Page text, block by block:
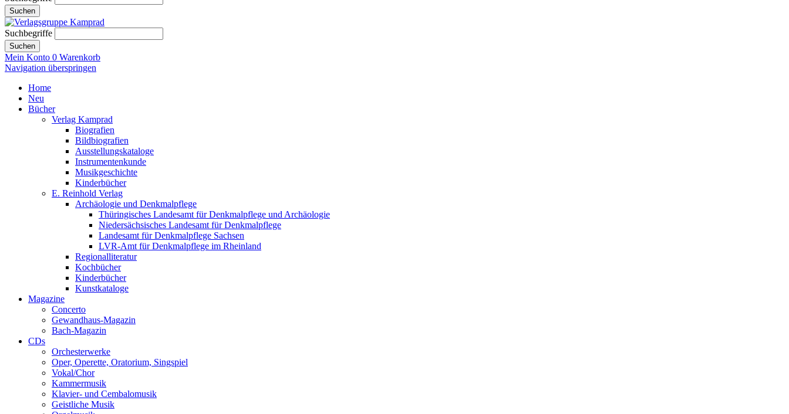
Suchen
Suchbegriffe
Suchen
Mein Konto 0 Warenkorb
Navigation überspringen
Home
Neu
Bücher
Verlag Kamprad
Biografien
Bildbiografien
Ausstellungskataloge
Instrumentenkunde
Musikgeschichte
Kinderbücher
E. Reinhold Verlag
Archäologie und Denkmalpflege
Thüringisches Landesamt für Denkmalpflege und Archäologie
Niedersächsisches Landesamt für Denkmalpflege
Landesamt für Denkmalpflege Sachsen
LVR-Amt für Denkmalpflege im Rheinland
Regionalliteratur
Kochbücher
Kinderbücher
Kunstkataloge
Magazine
Concerto
Gewandhaus-Magazin
Bach-Magazin
CDs
Orchesterwerke
Oper, Operette, Oratorium, Singspiel
Vokal/Chor
Kammermusik
Klavier- und Cembalomusik
Geistliche Musik